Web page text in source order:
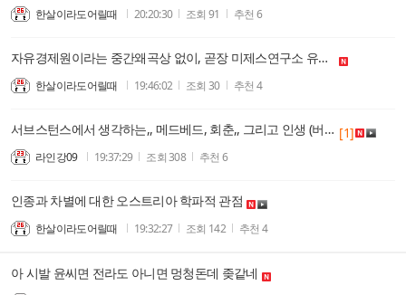
한살이라도어릴때 20:20:30 조회 91 추천 6
자유경제원이라는 중간왜곡상 없이, 곧장 미제스연구소 유튜브 보니 참 좋다. 경제에 관한 서양철학요소를 군사정권은 유교, 지난 30년은 동학으로 왜곡!
한살이라도어릴때 19:46:02 조회 30 추천 4
서브스턴스에서 생각하는,, 메드베드, 회춘,, 그리고 인생 (버전 1.5) [1]
라인강09 19:37:29 조회308 추천 6
인종과 차별에 대한 오스트리아 학파적 관점
한살이라도어릴때 19:32:27 조회 142 추천 4
아 시발 윤씨면 전라도 아니면 멍청돈데 좆같네